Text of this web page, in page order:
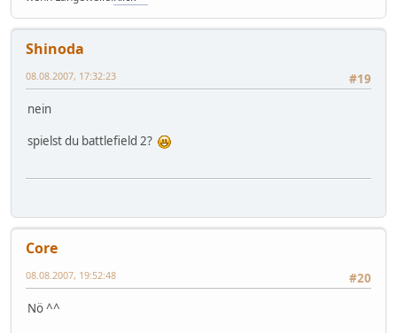
Shinoda
#19
08.08.2007, 17:32:23
nein
spielst du battlefield 2?
Core
#20
08.08.2007, 19:52:48
Nö ^^